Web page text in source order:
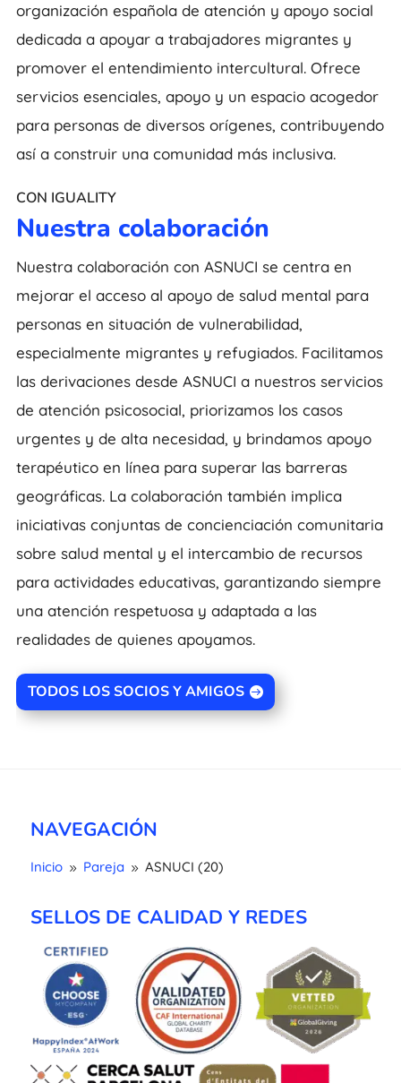
organización española de atención y apoyo social
dedicada a apoyar a trabajadores migrantes y
promover el entendimiento intercultural. Ofrece
servicios esenciales, apoyo y un espacio acogedor
para personas de diversos orígenes, contribuyendo
así a construir una comunidad más inclusiva.
CON IGUALITY
Nuestra colaboración
Nuestra colaboración con ASNUCI se centra en
mejorar el acceso al apoyo de salud mental para
personas en situación de vulnerabilidad,
especialmente migrantes y refugiados. Facilitamos
las derivaciones desde ASNUCI a nuestros servicios
de atención psicosocial, priorizamos los casos
urgentes y de alta necesidad, y brindamos apoyo
terapéutico en línea para superar las barreras
geográficas. La colaboración también implica
iniciativas conjuntas de concienciación comunitaria
sobre salud mental y el intercambio de recursos
para actividades educativas, garantizando siempre
una atención respetuosa y adaptada a las
realidades de quienes apoyamos.
TODOS LOS SOCIOS Y AMIGOS
NAVEGACIÓN
Inicio 9 Pareja 9 ASNUCI (20)
SELLOS DE CALIDAD Y REDES